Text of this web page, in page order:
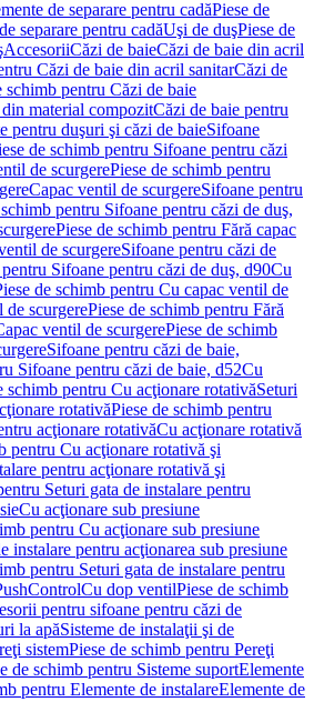
de separare pentru cadăPiese de
separare pentru cadăUşi de duşPiese de
AccesoriiCăzi de baieCăzi de baie din acril
Căzi de baie din acril sanitarCăzi de
schimb pentru Căzi de baie
material compozitCăzi de baie pentru
pentru duşuri şi căzi de baieSifoane
de schimb pentru Sifoane pentru căzi
de scurgerePiese de schimb pentru
Capac ventil de scurgereSifoane pentru
pentru Sifoane pentru căzi de duş,
Piese de schimb pentru Fără capac
de scurgereSifoane pentru căzi de
Sifoane pentru căzi de duş, d90Cu
de schimb pentru Cu capac ventil de
de scurgerePiese de schimb pentru Fără
ventil de scurgerePiese de schimb
Sifoane pentru căzi de baie,
Sifoane pentru căzi de baie, d52Cu
schimb pentru Cu acţionare rotativăSeturi
rotativăPiese de schimb pentru
acţionare rotativăCu acţionare rotativă
pentru Cu acţionare rotativă şi
pentru acţionare rotativă şi
Seturi gata de instalare pentru
Cu acţionare sub presiune
pentru Cu acţionare sub presiune
instalare pentru acţionarea sub presiune
pentru Seturi gata de instalare pentru
Cu dop ventilPiese de schimb
pentru sifoane pentru căzi de
la apăSisteme de instalaţii şi de
sistemPiese de schimb pentru Pereţi
de schimb pentru Sisteme suportElemente
pentru Elemente de instalareElemente de